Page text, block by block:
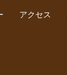
アクセス